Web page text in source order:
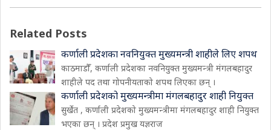
Related Posts
कर्णाली प्रदेशका नवनियुक्त मुख्यमन्त्री शाहीले लिए शपथ
काठमाडौँ, कर्णाली प्रदेशका नवनियुक्त मुख्यमन्त्री मंगलबहादुर
शाहीले पद तथा गोपनीयताको शपथ लिएका छन् ।
कर्णाली प्रदेशको मुख्यमन्त्रीमा मंगलबहादुर शाही नियुक्त
सुर्खेत , कर्णाली प्रदेशको मुख्यमन्त्रीमा मंगलबहादुर शाही नियुक्त
भएका छन् । प्रदेश प्रमुख यज्ञराज